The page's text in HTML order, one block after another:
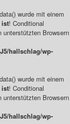
wurde mit einem
ist! Conditional
unterstützten Browsern
hallschlag/wp-
wurde mit einem
ist! Conditional
unterstützten Browsern
hallschlag/wp-